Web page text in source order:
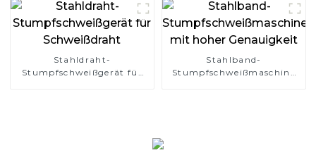
Stahldraht-
Stumpfschweißgerät für
Stahlband-
Stumpfschweißmaschine